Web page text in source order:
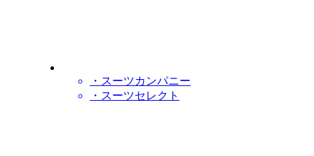
・スーツカンパニー
・スーツセレクト